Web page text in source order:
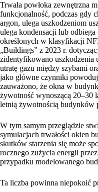
Trwała powłoka zewnętrzna
funkcjonalność, podczas gdy
argon, ulega uszkodzeniom
ulega kondensacji lub
określonych w klasyfikacji
„Buildings” z 2023 r.
zidentyfikowano uszkodzenia
utratę gazu między szybami
jako główne czynniki
zauważono, że okna w
żywotność wynoszącą 20–30
letnią żywotnością budynków
W tym samym przeglądzie
symulacjach trwałości okien
skutków starzenia się może
rocznego zużycia energii
przypadku modelowanego
Ta liczba powinna niepokoić